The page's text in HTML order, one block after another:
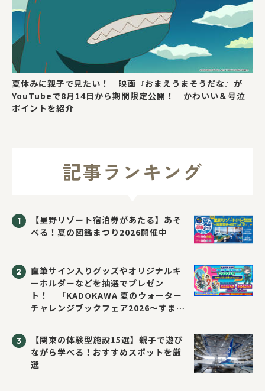
夏休みに親子で見たい！ 映画『おまえうまそうだな』が
YouTubeで8月14日から期間限定公開！ かわいい＆号泣
ポイントを紹介
記事ランキング
【星野リゾート宿泊券があたる】あそ
べる！夏の図鑑まつり2026開催中
直筆サイン入りグッズやオリジナルキ
ーホルダーなどを抽選でプレゼン
ト！ 「KADOKAWA 夏のウォーター
チャレンジブックフェア2026～すまな
【関東の体験型施設15選】親子で遊び
ながら学べる！おすすめスポットを厳
選